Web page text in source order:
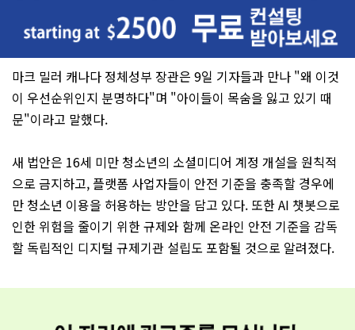
마크 밀러 캐나다 정체성부 장관은 9일 기자들과 만나 "왜 이것
이 우선순위인지 분명하다"며 "아이들이 목숨을 잃고 있기 때
문"이라고 말했다.
새 법안은 16세 미만 청소년의 소셜미디어 계정 개설을 원칙적
으로 금지하고, 플랫폼 사업자들이 안전 기준을 충족할 경우에
만 청소년 이용을 허용하는 방안을 담고 있다. 또한 AI 챗봇으로
인한 위험을 줄이기 위한 규제와 함께 온라인 안전 기준을 감독
할 독립적인 디지털 규제기관 설립도 포함될 것으로 알려졌다.